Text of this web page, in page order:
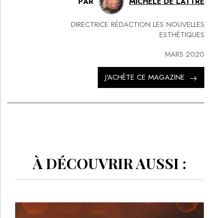
DIRECTRICE RÉDACTION LES NOUVELLES
ESTHÉTIQUES
MARS 2020
J’ACHÈTE CE MAGAZINE
À DÉCOUVRIR AUSSI :